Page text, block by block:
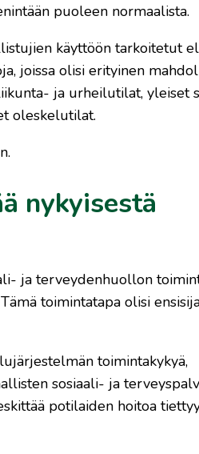
puoleen normaalista.
käyttöön tarkoitetut
joissa olisi erityinen
ja urheilutilat, yleiset
oleskelutilat.
nykyisestä
ja terveydenhuollon
toimintatapa olisi
toimintakykyä,
sosiaali- ja
potilaiden hoitoa